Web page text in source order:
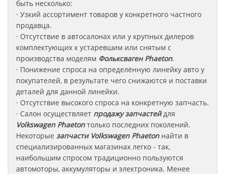
быть несколько:
· Узкий ассортимент товаров у конкретного частного
продавца.
· Отсутствие в автосалонах или у крупных дилеров
комплектующих к устаревшим или снятым с
производства моделям ФольксвагенPhaeton.
· Понижение спроса на определённую линейку авто у
покупателей, в результате чего снижаются и поставки
деталей для данной линейки.
· Отсутствие высокого спроса на конкретную запчасть.
· Салон осуществляет продажу запчастейдля
Volkswagen Phaetonтолько последних поколений.
Некоторые запчасти Volkswagen Phaetonнайти в
специализированных магазинах легко - так,
наибольшим спросом традиционно пользуются
автомоторы, аккумуляторы и электроника. Менее